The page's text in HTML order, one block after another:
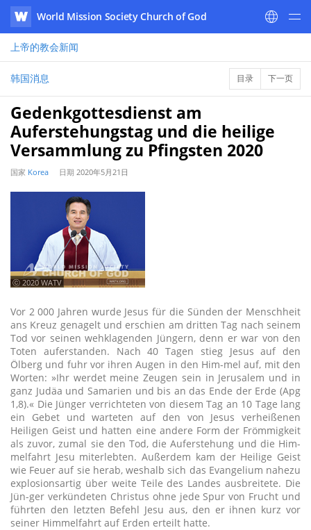
WATV
World Mission Society Church of God
上帝的教会新闻
韩国消息 目录 下一页
Gedenkgottesdienst am
Auferstehungstag und die heilige
Versammlung zu Pfingsten 2020
国家 Korea 日期 2020年5月21日
ⓒ 2020 WATV
Vor 2 000 Jahren wurde Jesus für die Sünden der Menschheit
ans Kreuz genagelt und erschien am dritten Tag nach seinem
Tod vor seinen wehklagenden Jüngern, denn er war von den
Toten auferstanden. Nach 40 Tagen stieg Jesus auf den
Ölberg und fuhr vor ihren Augen in den Him-mel auf, mit den
Worten: »Ihr werdet meine Zeugen sein in Jerusalem und in
ganz Judäa und Samarien und bis an das Ende der Erde (Apg
1,8).« Die Jünger verrichteten von diesem Tag an 10 Tage lang
ein Gebet und warteten auf den von Jesus verheißenen
Heiligen Geist und hatten eine andere Form der Frömmigkeit
als zuvor, zumal sie den Tod, die Auferstehung und die Him-
melfahrt Jesu miterlebten. Außerdem kam der Heilige Geist
wie Feuer auf sie herab, weshalb sich das Evangelium nahezu
explosionsartig über weite Teile des Landes ausbreitete. Die
Jün-ger verkündeten Christus ohne jede Spur von Frucht und
führten den letzten Befehl Jesu aus, den er ihnen kurz vor
seiner Himmelfahrt auf Erden erteilt hatte.